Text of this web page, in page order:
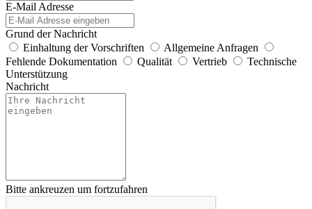
E-Mail Adresse
Grund der Nachricht
Einhaltung der Vorschriften
Allgemeine Anfragen
Fehlende Dokumentation
Qualität Vertrieb
Technische
Unterstützung
Nachricht
Bitte ankreuzen um fortzufahren